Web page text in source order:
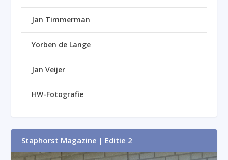
Jan Timmerman
Yorben de Lange
Jan Veijer
HW-Fotografie
Staphorst Magazine | Editie 2